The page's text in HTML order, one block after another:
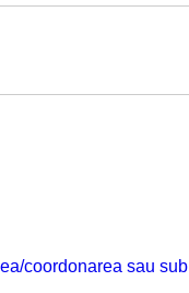
coordonarea sau sub